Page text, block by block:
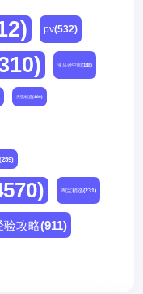
pv(532)
亚马逊中国(188)
天猫精选(180)
(259)
淘宝精选(231)
验攻略(911)